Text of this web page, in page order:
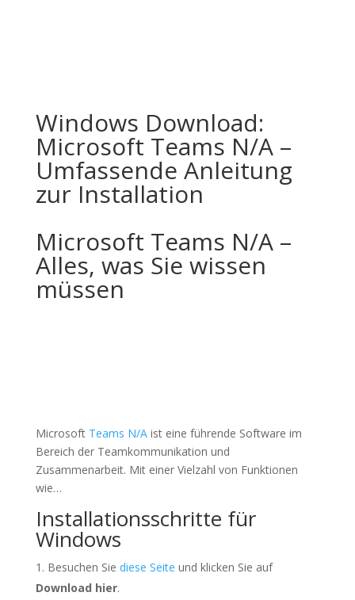
Windows Download:
Microsoft Teams N/A –
Umfassende Anleitung
zur Installation
Microsoft Teams N/A –
Alles, was Sie wissen
müssen
Microsoft Teams N/Aist eine führende Software im
Bereich der Teamkommunikation und
Zusammenarbeit. Mit einer Vielzahl von Funktionen
wie…
Installationsschritte für
Windows
Besuchen Sie diese Seite und klicken Sie auf
Download hier.